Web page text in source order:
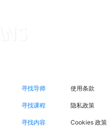
儿英语。她总是很开朗，让
用程序认识Emma并让她教
寻找导师
寻找课程
寻找内容
使用条款
隐私政策
Cookies 政策